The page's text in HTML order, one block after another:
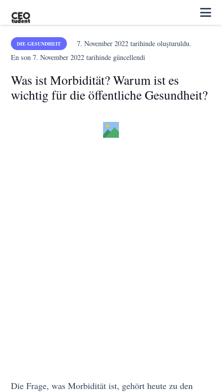
DIE GESUNDHEIT 7. November 2022tarihinde oluşturuldu.
En son7. November 2022 tarihinde güncellendi
Was ist Morbidität? Warum ist es
wichtig für die öffentliche Gesundheit?
Die Frage, was Morbidität ist, gehört heute zu den